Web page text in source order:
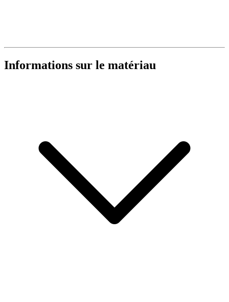
Informations sur le matériau